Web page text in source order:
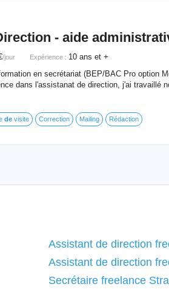
- aide
/jour Expérience : 10 ans et +
en secrétariat (BEP/BAC Pro option
dans l'assistanat de direction, j'ai travaillé
devisite Correction Mailing Rédaction
Assistant de direction
Assistant de direction
Secrétaire freelance